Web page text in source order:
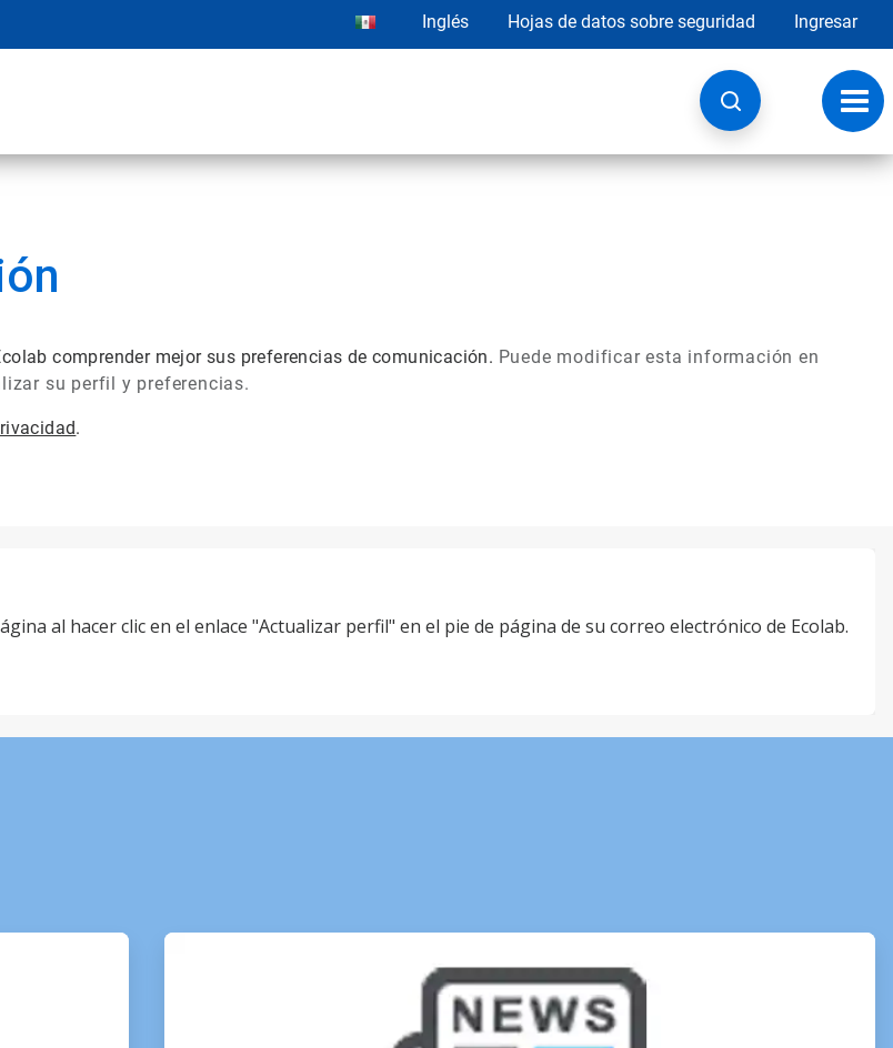
Inglés Hojas de datos sobre seguridad Ingresar
de
comprender mejor sus preferencias de comunicación. Puede modificar esta información en
su perfil y preferencias.
.
al hacer clic en el enlace "Actualizar perfil" en el pie de página de su correo electrónico de Ecolab.
ArticleTile